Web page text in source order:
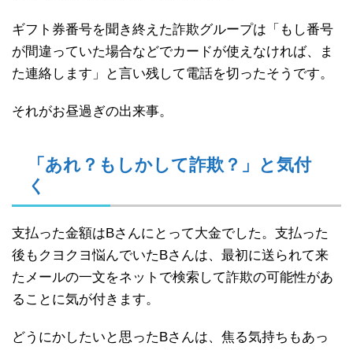
ギフト券番号を聞き終えた詐欺グループは「もし番号
が間違っていた場合などでカードが使えなければ、ま
た連絡します」と言い残して電話を切ったそうです。
それがお昼過ぎの出来事。
「あれ？もしかして詐欺？」と気付
く
支払った金額はBさんにとって大金でした。支払った
後もクヨクヨ悩んでいたBさんは、最初に送られて来
たメールの一文をネットで検索して詐欺の可能性があ
ることに気が付きます。
どうにかしたいと思ったBさんは、焦る気持ちもあっ